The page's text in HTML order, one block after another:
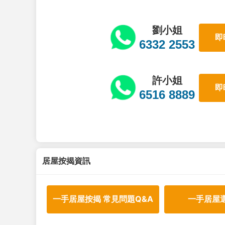
劉小姐
6332 2553
許小姐
6516 8889
居屋按揭資訊
一手居屋按揭 常見問題Q&A 一手居屋